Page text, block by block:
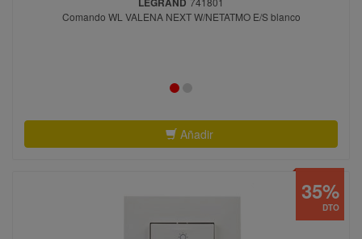
Comando WL VALENA NEXT W/NETATMO E/S blanco
Añadir
DTO
35%